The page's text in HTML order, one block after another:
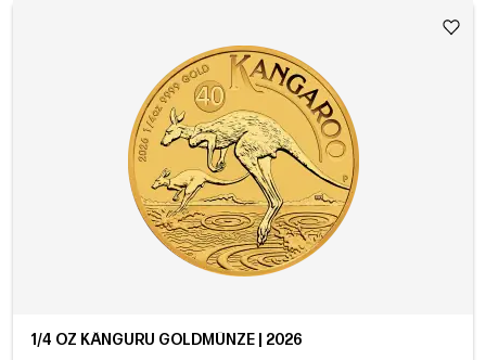
1/4 OZ KÄNGURU GOLDMÜNZE | 2026